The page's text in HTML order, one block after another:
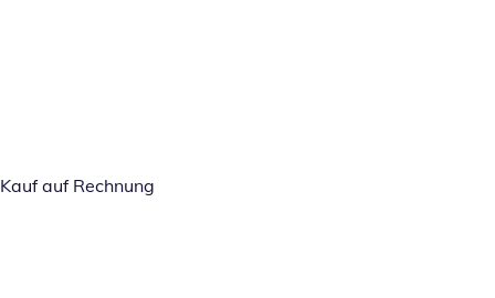
Kauf auf Rechnung